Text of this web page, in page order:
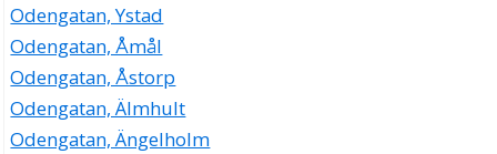
Odengatan, Ystad
Odengatan, Åmål
Odengatan, Åstorp
Odengatan, Älmhult
Odengatan, Ängelholm